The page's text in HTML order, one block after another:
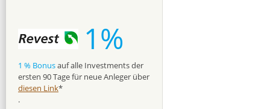
1%
1 % Bonusauf alle Investments der
ersten 90 Tage für neue Anleger über
diesen Link*
.